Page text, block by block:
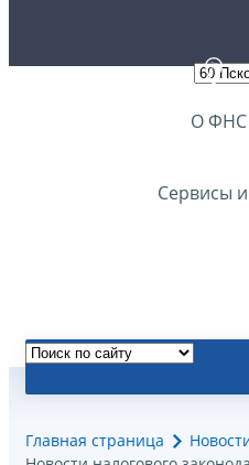
О ФНС
Сервисы и
Главная страница